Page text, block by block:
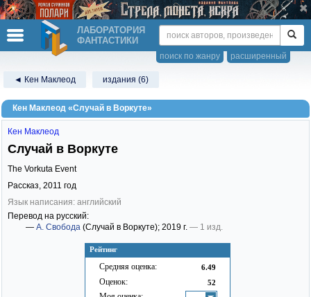
ЛАБОРАТОРИЯ
ФАНТАСТИКИ
расширенный
поиск по жанру
◄ Кен Маклеод издания (6)
Кен Маклеод «Случай в Воркуте»
Рейтинг
Средняя оценка: 6.49
Оценок: 52
Кен Маклеод
Случай в Воркуте
The Vorkuta Event
Рассказ, 2011 год
Язык написания: английский
Перевод на русский:
— А. Свобода (Случай в Воркуте); 2019 г. — 1 изд.